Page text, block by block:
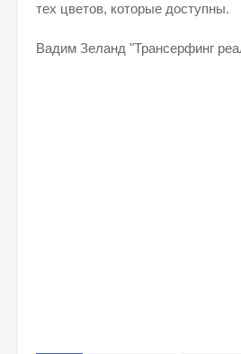
тех цветов, которые доступны.
Вадим Зеланд "Трансерфинг